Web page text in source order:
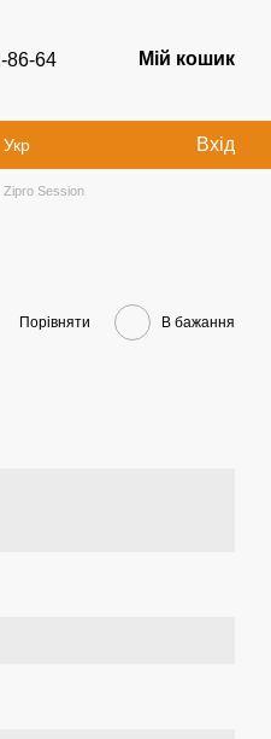
86-64 Мій кошик
Укр Вхід
Zipro Session
Порівняти В бажання